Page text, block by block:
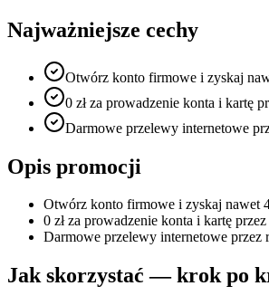
Najważniejsze cechy
Otwórz konto firmowe i zyskaj
0 zł za prowadzenie konta i kartę
Darmowe przelewy internetowe
Opis promocji
Otwórz konto firmowe i zyskaj nawet
0 zł za prowadzenie konta i kartę
Darmowe przelewy internetowe przez
Jak skorzystać — krok po